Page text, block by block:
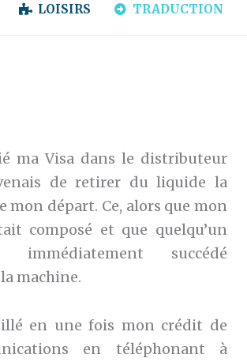
LOISIRS TRADUCTION
ma Visa dans le distributeur
de retirer du liquide la
mon départ. Ce, alors que mon
composé et que quelqu’un
immédiatement succédé
machine.
en une fois mon crédit de
en téléphonant à